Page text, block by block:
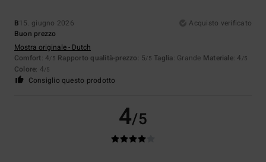
B15. giugno 2026
Acquisto verificato
Buon prezzo
Mostra originale - Dutch
Comfort: 4/5 Rapporto qualità-prezzo: 5/5 Taglia: Grande Materiale: 4 /5
Colore: 4/5
Consiglio questo prodotto
4/5